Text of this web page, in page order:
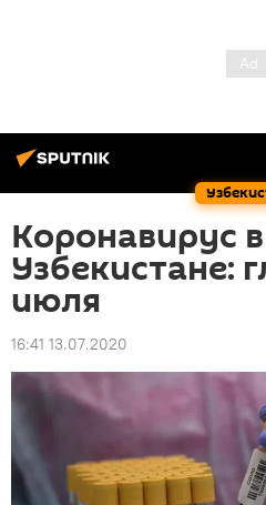
Коронавирус в
Узбекистане:
июля
16:41 13.07.2020